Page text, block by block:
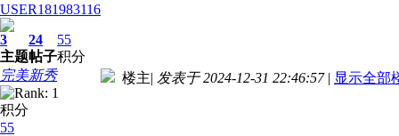
USER181983116
3
主题
24
帖子
55
积分
完美新秀
积分
55
楼主| 发表于 2024-12-31 22:46:57 | 显示全部